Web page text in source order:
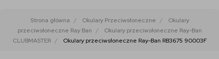
Strona główna Okulary Przeciwsłoneczne
Okulary
przeciwsłoneczne Ray Ban
Okulary przeciwsłoneczne Ray-Ban
CLUBMASTER
Okulary przeciwsłoneczne Ray-Ban RB3675 90003F